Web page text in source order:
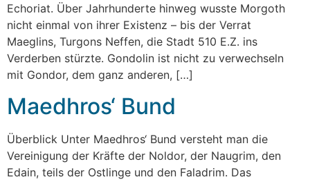
Echoriat. Über Jahrhunderte hinweg wusste Morgoth
nicht einmal von ihrer Existenz – bis der Verrat
Maeglins, Turgons Neffen, die Stadt 510 E.Z. ins
Verderben stürzte. Gondolin ist nicht zu verwechseln
mit Gondor, dem ganz anderen, […]
Maedhros‘ Bund
Überblick Unter Maedhros‘ Bund versteht man die
Vereinigung der Kräfte der Noldor, der Naugrim, den
Edain, teils der Ostlinge und den Faladrim. Das